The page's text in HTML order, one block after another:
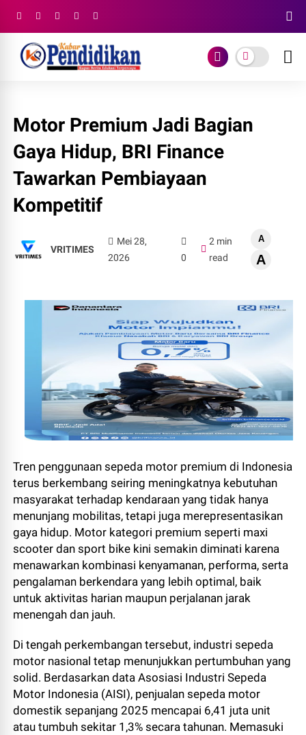
Motor Premium Jadi Bagian
Gaya Hidup, BRI Finance
Tawarkan Pembiayaan
Kompetitif
VRITIMES
Mei 28,
2026
0
2 min
read
A
A
Tren penggunaan sepeda motor premium di Indonesia
terus berkembang seiring meningkatnya kebutuhan
masyarakat terhadap kendaraan yang tidak hanya
menunjang mobilitas, tetapi juga merepresentasikan
gaya hidup. Motor kategori premium seperti maxi
scooter dan sport bike kini semakin diminati karena
menawarkan kombinasi kenyamanan, performa, serta
pengalaman berkendara yang lebih optimal, baik
untuk aktivitas harian maupun perjalanan jarak
menengah dan jauh.
Di tengah perkembangan tersebut, industri sepeda
motor nasional tetap menunjukkan pertumbuhan yang
solid. Berdasarkan data Asosiasi Industri Sepeda
Motor Indonesia (AISI), penjualan sepeda motor
domestik sepanjang 2025 mencapai 6,41 juta unit
atau tumbuh sekitar 1,3% secara tahunan. Memasuki